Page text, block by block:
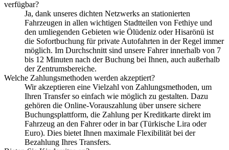
verfügbar?
Ja, dank unseres dichten Netzwerks an stationierten
Fahrzeugen in allen wichtigen Stadtteilen von Fethiye und
den umliegenden Gebieten wie Ölüdeniz oder Hisarönü ist
die Sofortbuchung für private Autofahrten in der Regel immer
möglich. Im Durchschnitt sind unsere Fahrer innerhalb von 7
bis 12 Minuten nach der Buchung bei Ihnen, auch außerhalb
der Zentrumsbereiche.
Welche Zahlungsmethoden werden akzeptiert?
Wir akzeptieren eine Vielzahl von Zahlungsmethoden, um
Ihren Transfer so einfach wie möglich zu gestalten. Dazu
gehören die Online-Vorauszahlung über unsere sichere
Buchungsplattform, die Zahlung per Kreditkarte direkt im
Fahrzeug an den Fahrer oder in bar (Türkische Lira oder
Euro). Dies bietet Ihnen maximale Flexibilität bei der
Bezahlung Ihres Transfers.